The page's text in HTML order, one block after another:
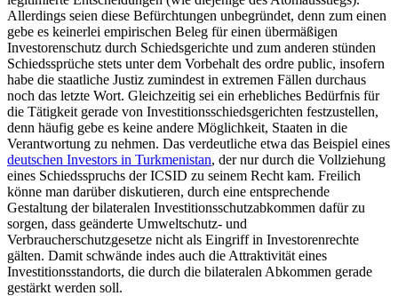
Allerdings seien diese Befürchtungen unbegründet, denn zum einen
gebe es keinerlei empirischen Beleg für einen übermäßigen
Investorenschutz durch Schiedsgerichte und zum anderen stünden
Schiedssprüche stets unter dem Vorbehalt des ordre public, insofern
habe die staatliche Justiz zumindest in extremen Fällen durchaus
noch das letzte Wort. Gleichzeitig sei ein erhebliches Bedürfnis für
die Tätigkeit gerade von Investitionsschiedsgerichten festzustellen,
denn häufig gebe es keine andere Möglichkeit, Staaten in die
Verantwortung zu nehmen. Das verdeutliche etwa das Beispiel eines
deutschen Investors in Turkmenistan, der nur durch die Vollziehung
eines Schiedsspruchs der ICSID zu seinem Recht kam. Freilich
könne man darüber diskutieren, durch eine entsprechende
Gestaltung der bilateralen Investitionsschutzabkommen dafür zu
sorgen, dass geänderte Umweltschutz- und
Verbraucherschutzgesetze nicht als Eingriff in Investorenrechte
gälten. Damit schwände indes auch die Attraktivität eines
Investitionsstandorts, die durch die bilateralen Abkommen gerade
gestärkt werden soll.